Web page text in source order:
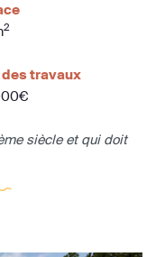
2
des travaux
siècle et qui doit